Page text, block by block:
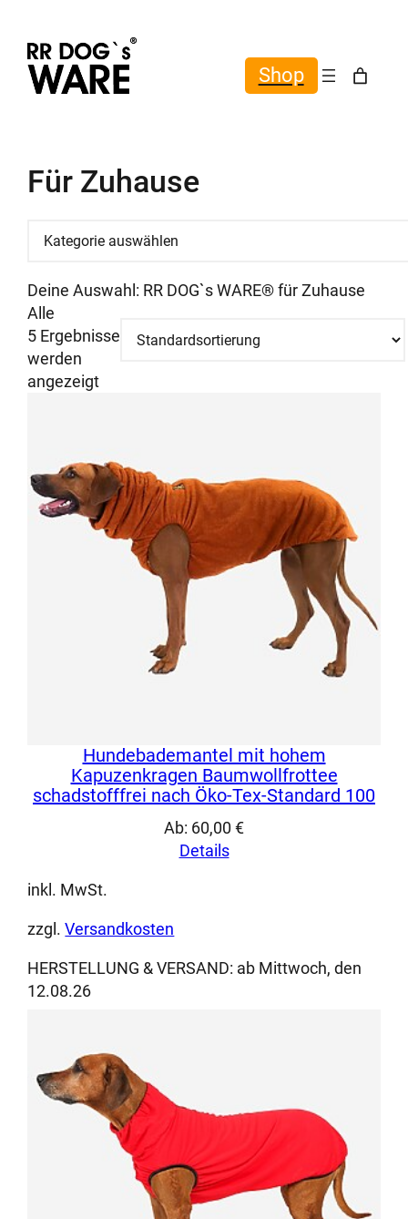
Shop
Für Zuhause
auswählen
Deine Auswahl: RR DOG`s WARE® für Zuhause
Alle
5 Ergebnisse
werden
angezeigt
Hundebademantel mit hohem
Kapuzenkragen Baumwollfrottee
schadstofffrei nach Öko-Tex-Standard 100
Ab: 60,00 €
Details
inkl. MwSt.
zzgl.Versandkosten
HERSTELLUNG & VERSAND: ab Mittwoch, den
12.08.26